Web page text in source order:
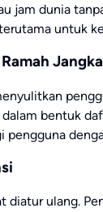
jam dunia
untuk
bentuk
pengguna
diatur ulang.